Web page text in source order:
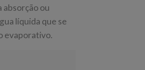
absorção ou
líquida que se
evaporativo.